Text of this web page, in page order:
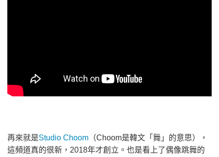
再來就是Studio Choom （Choom是韓文「舞」的意思），
這頻道真的很新，2018年才創立。也是看上了偶像跳舞的